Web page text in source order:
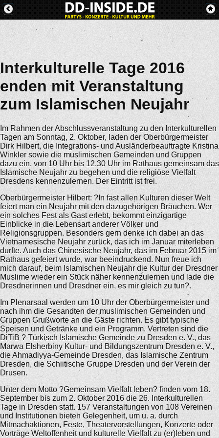
Interkulturelle Tage 2016
enden mit Veranstaltung
zum Islamischen Neujahr
Im Rahmen der Abschlussveranstaltung zu den Interkulturellen
Tagen am Sonntag, 2. Oktober, laden der Oberbürgermeister
Dirk Hilbert, die Integrations- und Ausländerbeauftragte Kristina
Winkler sowie die muslimischen Gemeinden und Gruppen
dazu ein, von 10 Uhr bis 12.30 Uhr im Rathaus gemeinsam das
Islamische Neujahr zu begehen und die religiöse Vielfalt
Dresdens kennenzulernen. Der Eintritt ist frei.
Oberbürgermeister Hilbert: ?In fast allen Kulturen dieser Welt
feiert man ein Neujahr mit den dazugehörigen Bräuchen. Wer
ein solches Fest als Gast erlebt, bekommt einzigartige
Einblicke in die Lebensart anderer Völker und
Religionsgruppen. Besonders gern denke ich dabei an das
Vietnamesische Neujahr zurück, das ich im Januar miterleben
durfte. Auch das Chinesische Neujahr, das im Februar 2015 im
Rathaus gefeiert wurde, war beeindruckend. Nun freue ich
mich darauf, beim Islamischen Neujahr die Kultur der Dresdner
Muslime wieder ein Stück näher kennenzulernen und lade die
Dresdnerinnen und Dresdner ein, es mir gleich zu tun?.
Im Plenarsaal werden um 10 Uhr der Oberbürgermeister und
nach ihm die Gesandten der muslimischen Gemeinden und
Gruppen Grußworte an die Gäste richten. Es gibt typische
Speisen und Getränke und ein Programm. Vertreten sind die
DiTiB ? Türkisch Islamische Gemeinde zu Dresden e. V., das
Marwa Elsherbiny Kultur- und Bildungszentrum Dresden e. V.,
die Ahmadiyya-Gemeinde Dresden, das Islamische Zentrum
Dresden, die Schiitische Gruppe Dresden und der Verein der
Drusen.
Unter dem Motto ?Gemeinsam Vielfalt leben? finden vom 18.
September bis zum 2. Oktober 2016 die 26. Interkulturellen
Tage in Dresden statt. 157 Veranstaltungen von 108 Vereinen
und Institutionen bieten Gelegenheit, um u. a. durch
Mitmachaktionen, Feste, Theatervorstellungen, Konzerte oder
Vorträge Weltoffenheit und kulturelle Vielfalt zu (er)leben und